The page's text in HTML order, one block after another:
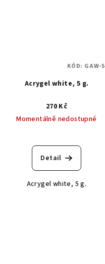
Acrygel white, 5 g.
270 Kč
Momentálně nedostupné
Detail
Acrygel white, 5 g.
KÓD: GAW-5